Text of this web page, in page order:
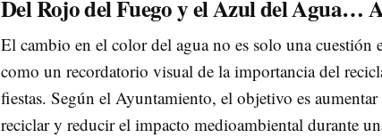
Del Rojo del Fuego y el Azul del Agua…
El cambio en el color del agua no es solo una cuestión
como un recordatorio visual de la importancia del
fiestas. Según el Ayuntamiento, el objetivo es
reciclar y reducir el impacto medioambiental durante